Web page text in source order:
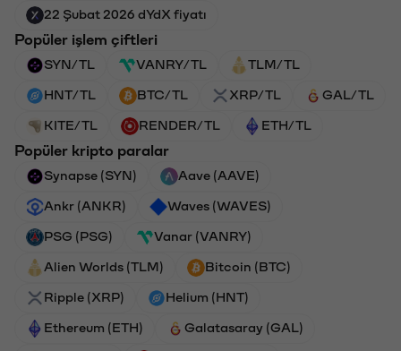
22 Şubat 2026 dYdX fiyatı
Popüler işlem çiftleri
SYN/TL VANRY/TL TLM/TL
HNT/TL BTC/TL XRP/TL GAL/TL
KITE/TL RENDER/TL ETH/TL
Popüler kripto paralar
Synapse (SYN) Aave (AAVE)
Ankr (ANKR) Waves (WAVES)
PSG (PSG) Vanar (VANRY)
Alien Worlds (TLM) Bitcoin (BTC)
Ripple (XRP) Helium (HNT)
Ethereum (ETH) Galatasaray (GAL)